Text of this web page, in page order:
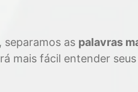
separamos as palavras
mais fácil entender